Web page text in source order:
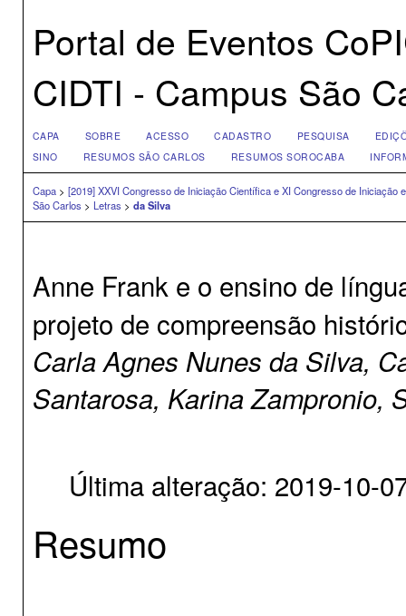
Portal de Eventos
CIDTI - Campus São
CAPA SOBRE ACESSO CADASTRO PESQUISA
SINO
RESUMOS SÃO CARLOS RESUMOS SOROCABA
Capa> [2019] XXVI Congresso de Iniciação Científica e XI Congresso de
São Carlos > Letras > da Silva
Anne Frank e o ensino de
projeto de compreensão
Carla Agnes Nunes da Silva,
Santarosa, Karina Zampronio,
Última alteração: 2019-10-
Resumo